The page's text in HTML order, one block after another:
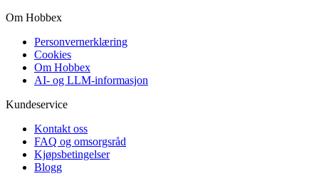
Om Hobbex
Personvernerklæring
Cookies
Om Hobbex
AI- og LLM-informasjon
Kundeservice
Kontakt oss
FAQ og omsorgsråd
Kjøpsbetingelser
Blogg